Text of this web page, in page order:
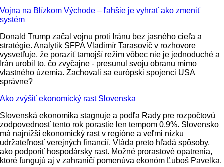
Vojna na Blízkom Východe – ľahšie je vyhrať ako zmeniť
systém
Donald Trump začal vojnu proti Iránu bez jasného cieľa a
stratégie. Analytik SFPA Vladimír Tarasovič v rozhovore
vysvetľuje, že poraziť tamojší režim vôbec nie je jednoduché a
Irán urobil to, čo zvyčajne - presunul svoju obranu mimo
vlastného územia. Zachovali sa európski spojenci USA
správne?
Ako zvýšiť ekonomický rast Slovenska
Slovenská ekonomika stagnuje a podľa Rady pre rozpočtovú
zodpovednosť tento rok porastie len tempom 0,9%. Slovensko
má najnižší ekonomický rast v regióne a veľmi nízku
udržateľnosť verejných financií. Vláda preto hľadá spôsoby,
ako podporiť hospodársky rast. Možné prorastové opatrenia,
ktoré fungujú aj v zahraničí pomenúva ekonóm Ľuboš Pavelka.